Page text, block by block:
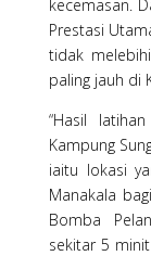
kecemasan.
Prestasi
tidak
paling jauh di
“Hasil
Kampung
iaitu lokasi
Manakala
Bomba
sekitar 5